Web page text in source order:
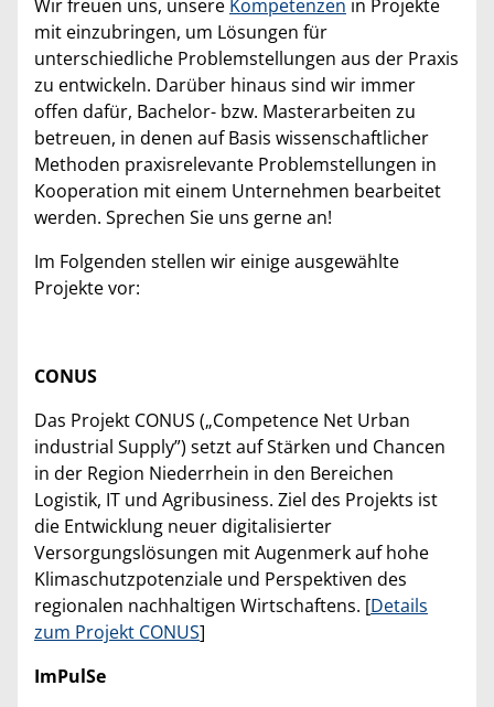
Wir freuen uns, unsere Kompetenzen in Projekte
mit einzubringen, um Lösungen für
unterschiedliche Problemstellungen aus der Praxis
zu entwickeln. Darüber hinaus sind wir immer
offen dafür, Bachelor- bzw. Masterarbeiten zu
betreuen, in denen auf Basis wissenschaftlicher
Methoden praxisrelevante Problemstellungen in
Kooperation mit einem Unternehmen bearbeitet
werden. Sprechen Sie uns gerne an!
Im Folgenden stellen wir einige ausgewählte
Projekte vor:
CONUS
Das Projekt CONUS („Competence Net Urban
industrial Supply”) setzt auf Stärken und Chancen
in der Region Niederrhein in den Bereichen
Logistik, IT und Agribusiness. Ziel des Projekts ist
die Entwicklung neuer digitalisierter
Versorgungslösungen mit Augenmerk auf hohe
Klimaschutzpotenziale und Perspektiven des
regionalen nachhaltigen Wirtschaftens. [Details
zum Projekt CONUS]
ImPulSe